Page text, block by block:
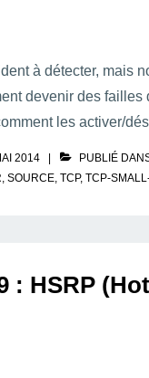
à détecter, mais
devenir des
les activer/
2014 PUBLIÉ
, SOURCE, TCP, TCP-
: HSRP